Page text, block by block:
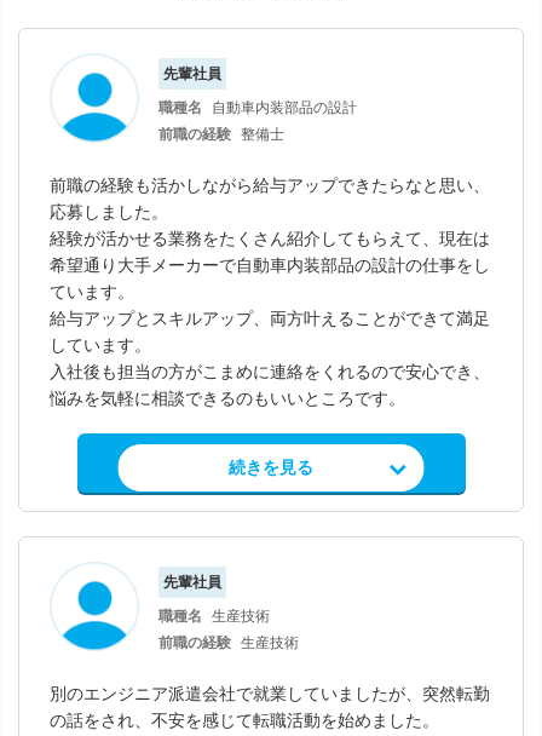
先輩社員
職種名
自動車内装部品の設計
前職の経験 整備士
前職の経験も活かしながら給与アップできたらなと思い、
応募しました。
経験が活かせる業務をたくさん紹介してもらえて、現在は
希望通り大手メーカーで自動車内装部品の設計の仕事をし
ています。
給与アップとスキルアップ、両方叶えることができて満足
しています。
入社後も担当の方がこまめに連絡をくれるので安心でき、
悩みを気軽に相談できるのもいいところです。
求人情報を見る
続きを見る
先輩社員
職種名
生産技術
前職の経験 生産技術
別のエンジニア派遣会社で就業していましたが、突然転勤
の話をされ、不安を感じて転職活動を始めました。